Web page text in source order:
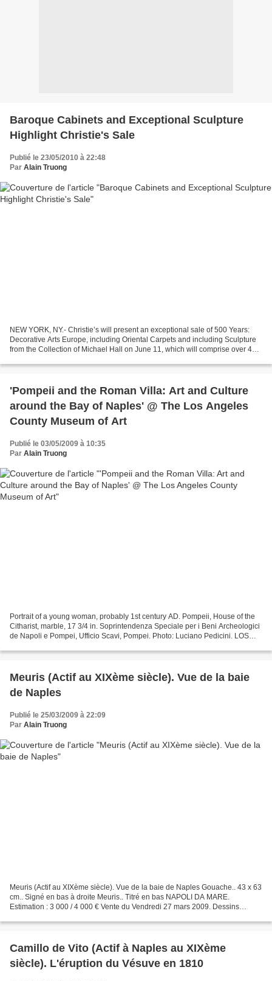
Baroque Cabinets and Exceptional Sculpture
Highlight Christie's Sale
Publié le 23/05/2010 à 22:48
Par Alain Truong
NEW YORK, NY.- Christie’s will present an exceptional sale of 500 Years:
Decorative Arts Europe, including Oriental Carpets and including Sculpture
from the Collection of Michael Hall on June 11, which will comprise over 400
'Pompeii and the Roman Villa: Art and Culture
around the Bay of Naples' @ The Los Angeles
County Museum of Art
Publié le 03/05/2009 à 10:35
Par Alain Truong
Portrait of a young woman, probably 1st century AD. Pompeii, House of the
Citharist, marble, 17 3/4 in. Soprintendenza Speciale per i Beni Archeologici
de Napoli e Pompei, Ufficio Scavi, Pompei. Photo: Luciano Pedicini. LOS
Meuris (Actif au XIXème siècle). Vue de la baie
de Naples
Publié le 25/03/2009 à 22:09
Par Alain Truong
Meuris (Actif au XIXème siècle). Vue de la baie de Naples Gouache.. 43 x 63
cm.. Signé en bas à droite Meuris.. Titré en bas NAPOLI DA MARE.
Estimation : 3 000 / 4 000 € Vente du Vendredi 27 mars 2009. Dessins
Camillo de Vito (Actif à Naples au XIXème
siècle). L'éruption du Vésuve en 1810